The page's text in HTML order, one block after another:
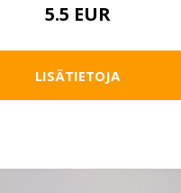
5.5 EUR
LISÄTIETOJA